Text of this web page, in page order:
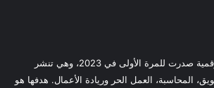
مجلة الإداري هي مجلة رقمية صدرت للمرة الأولى في 2023، وهي تنشر
المحاسبة، العمل الحر وريادة الأعمال. هدفها هو